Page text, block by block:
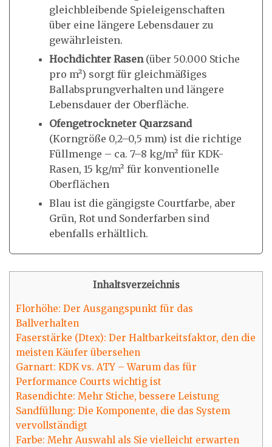
gleichbleibende Spieleigenschaften
über eine längere Lebensdauer zu
gewährleisten.
Hochdichter Rasen(über 50.000 Stiche
pro m²) sorgt für gleichmäßiges
Ballabsprungverhalten und längere
Lebensdauer der Oberfläche.
Ofengetrockneter Quarzsand
(Korngröße 0,2–0,5 mm) ist die richtige
Füllmenge – ca. 7–8 kg/m² für KDK-
Rasen, 15 kg/m² für konventionelle
Oberflächen
Blau ist die gängigste Courtfarbe, aber
Grün, Rot und Sonderfarben sind
ebenfalls erhältlich.
Inhaltsverzeichnis
Florhöhe: Der Ausgangspunkt für das
Ballverhalten
Faserstärke (Dtex): Der Haltbarkeitsfaktor, den die
meisten Käufer übersehen
Garnart: KDK vs. ATY – Warum das für
Performance Courts wichtig ist
Rasendichte: Mehr Stiche, bessere Leistung
Sandfüllung: Die Komponente, die das System
vervollständigt
Farbe: Mehr Auswahl als Sie vielleicht erwarten